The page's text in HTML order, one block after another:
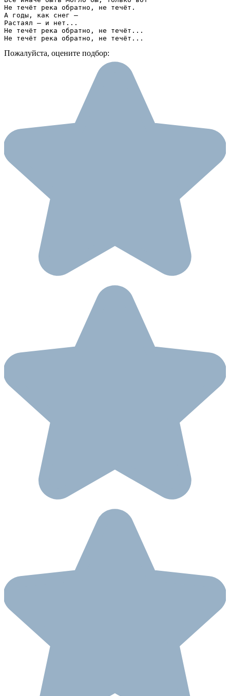
Не течёт река обратно, не течёт.
А годы, как снег —
Растаял — и нет...
Не течёт река обратно, не течёт...
Не течёт река обратно, не течёт...
Пожалуйста, оцените подбор: